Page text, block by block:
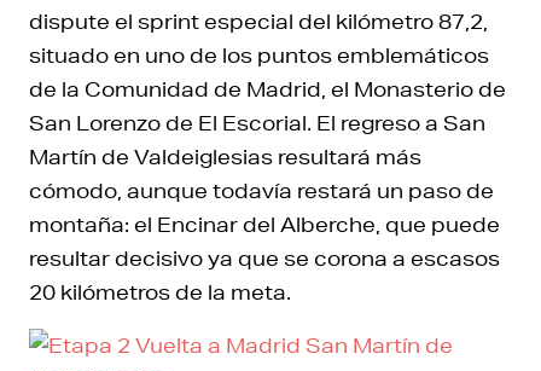
dispute el sprint especial del kilómetro 87,2,
situado en uno de los puntos emblemáticos
de la Comunidad de Madrid, el Monasterio de
San Lorenzo de El Escorial. El regreso a San
Martín de Valdeiglesias resultará más
cómodo, aunque todavía restará un paso de
montaña: el Encinar del Alberche, que puede
resultar decisivo ya que se corona a escasos
20 kilómetros de la meta.